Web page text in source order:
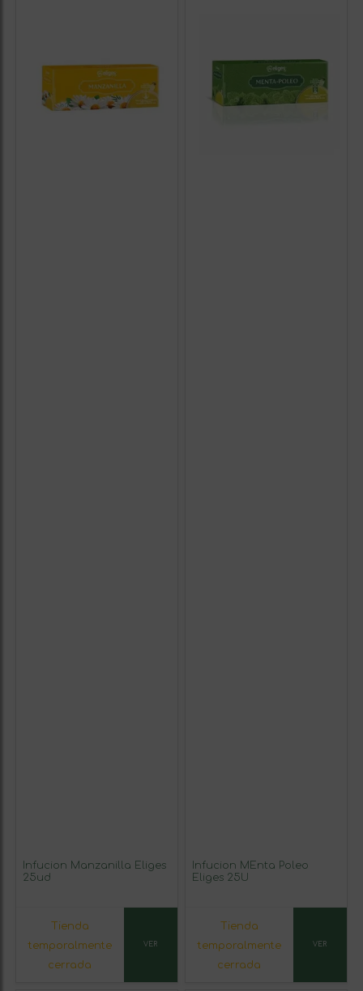
Infucion Manzanilla Eliges
25ud
Tienda
temporalmente
cerrada
VER
Infucion MEnta Poleo
Eliges 25U
Tienda
temporalmente
cerrada
VER